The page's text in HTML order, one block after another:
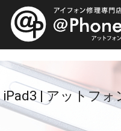
iPad3 | アットフォ